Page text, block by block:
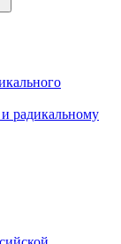
радикальному